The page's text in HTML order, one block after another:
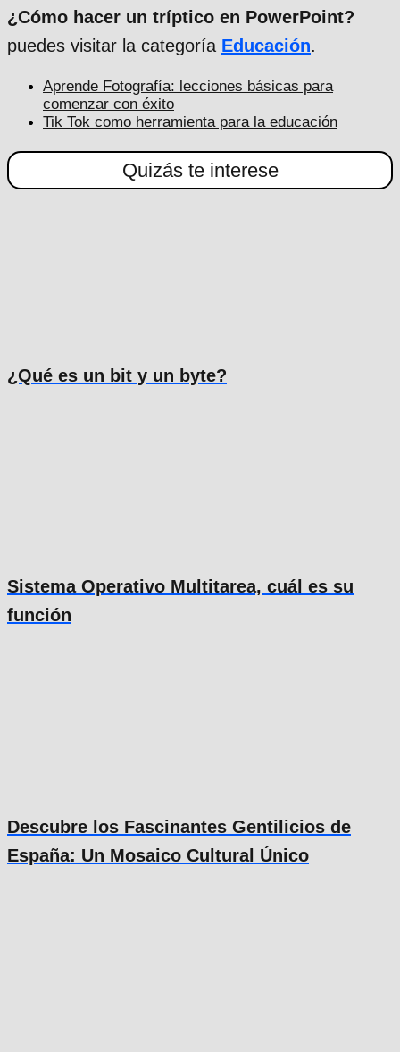
¿Cómo hacer un tríptico en PowerPoint?
puedes visitar la categoría Educación.
Aprende Fotografía: lecciones básicas para
comenzar con éxito
Tik Tok como herramienta para la educación
Quizás te interese
¿Qué es un bit y un byte?
Sistema Operativo Multitarea, cuál es su
función
Descubre los Fascinantes Gentilicios de
España: Un Mosaico Cultural Único